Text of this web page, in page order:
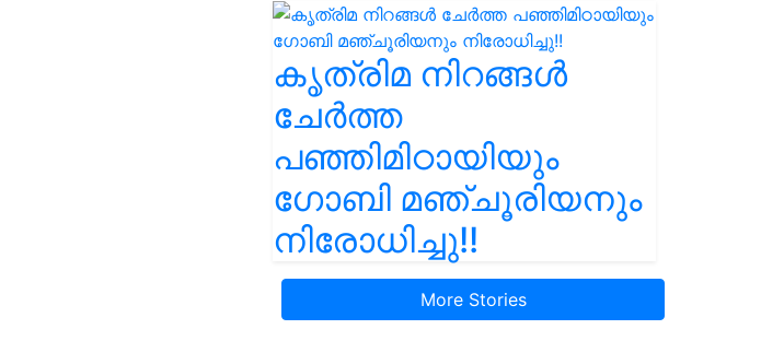
കൃത്രിമ നിറങ്ങൾ
ചേർത്ത
പഞ്ഞിമിഠായിയും
ഗോബി മഞ്ചൂരിയനും
നിരോധിച്ചു!!
More Stories